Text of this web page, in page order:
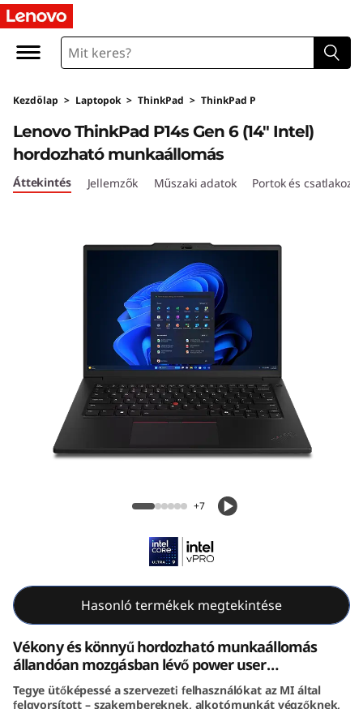
T
h
n
k
P
n
Kezdőlap > Laptopok > ThinkPad > ThinkPad P
hordozható munkaállomás
Lenovo ThinkPad P14s Gen 6 (14″ Intel)
hordozható munkaállomás
Áttekintés Jellemzők Műszaki adatok Portok és
+7
Hasonló termékek megtekintése
Vékony és könnyű hordozható munkaállomás
állandóan mozgásban lévő power user
felhasználóknak
Tegye ütőképessé a szervezeti felhasználókat az MI által
felgyorsított – szakembereknek, alkotómunkát végzőknek,